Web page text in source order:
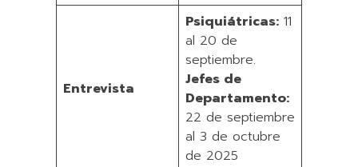
Entrevista
Psiquiátricas: 11
al 20 de
septiembre.
Jefes de
Departamento:
22 de septiembre
al 3 de octubre
de 2025